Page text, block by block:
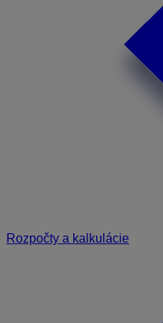
Rozpočty a kalkulácie